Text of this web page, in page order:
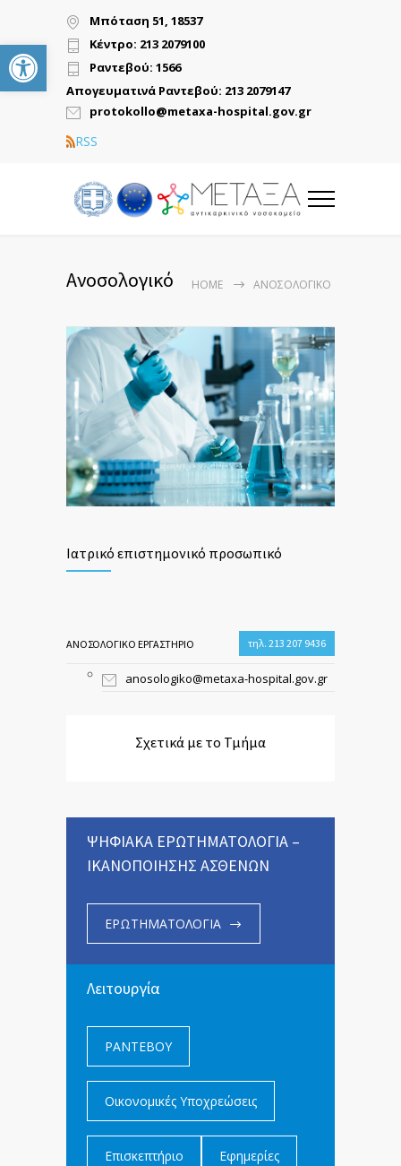
Ανοίξτε τη γραμμή εργαλείων
Μπόταση 51, 18537
Κέντρο: 213 2079100
Ραντεβού: 1566
Απογευματινά Ραντεβού: 213 2079147
protokollo@metaxa-hospital.gov.gr
RSS
Ανοσολογικό HOME ΑΝΟΣΟΛΟΓΙΚΌ
Ιατρικό επιστημονικό προσωπικό
ΑΝΟΣΟΛΟΓΙΚΟ ΕΡΓΑΣΤΗΡΙΟ τηλ. 213 207 9436
anosologiko@metaxa-hospital.gov.gr
Σχετικά με το Τμήμα
ΨΗΦΙΑΚΑ ΕΡΩΤΗΜΑΤΟΛΟΓΙΑ –
ΙΚΑΝΟΠΟΙΗΣΗΣ ΑΣΘΕΝΩΝ
ΕΡΩΤΗΜΑΤΟΛΟΓΙΑ
Λειτουργία
ΡΑΝΤΕΒΟΥ
Οικονομικές Υποχρεώσεις
Επισκεπτήριο Εφημερίες